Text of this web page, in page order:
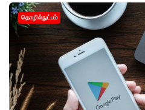
தொழில்நுட்பம்